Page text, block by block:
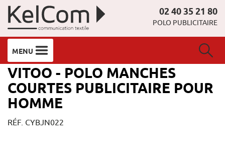
02 40 35 21 80
POLO PUBLICITAIRE
MENU
VITOO - POLO MANCHES
COURTES PUBLICITAIRE POUR
HOMME
RÉF. CYBJN022